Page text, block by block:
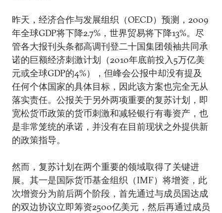
昨天，经济合作与发展组织（OECD）预测，2009
年全球GDP将下降2.7%，世界贸易将下降13%。尽
管各大报刊头条都高调刊登二十国集团领袖共同承
诺的巨额经济刺激计划（2010年底前投入5万亿美
元或全球GDP的4%），但峰会公报中却没有提及
任何个体国家的具体目标，因此该方案也完全无从
落实责任。公报关于另外两项重要的复苏计划，即
宽松货币政策的货币刺激和减轻银行有毒资产，也
是非常笼统的承诺，并没有在目前现状之外提供新
的政策指导。
然而，复苏计划在两个重要的领域取得了关键进
展。其一是国际货币基金组织（IMF）将增资，此
次增资分为前后两个阶段，首先通过与成员国达成
的双边协议立即筹资2500亿美元，然后再通过成员